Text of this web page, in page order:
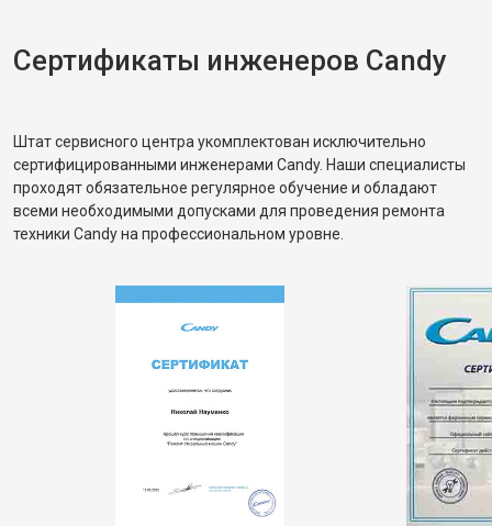
Сертификаты инженеров Candy
Штат сервисного центра укомплектован исключительно
сертифицированными инженерами Candy. Наши специалисты
проходят обязательное регулярное обучение и обладают
всеми необходимыми допусками для проведения ремонта
техники Candy на профессиональном уровне.